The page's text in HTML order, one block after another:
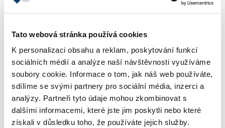
Tato webová stránka používá cookies
K personalizaci obsahu a reklam, poskytování funkcí
sociálních médií a analýze naší návštěvnosti využíváme
soubory cookie. Informace o tom, jak náš web používáte,
sdílíme se svými partnery pro sociální média, inzerci a
analýzy. Partneři tyto údaje mohou zkombinovat s
dalšími informacemi, které jste jim poskytli nebo které
získali v důsledku toho, že používáte jejich služby.